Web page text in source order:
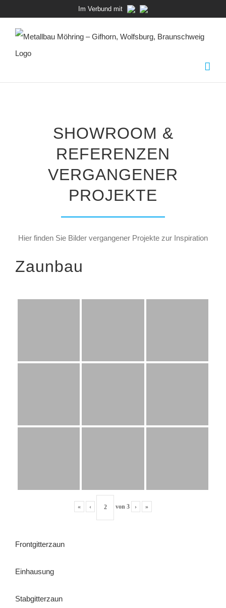
springen
Im Verbund mit
SHOWROOM &
REFERENZEN
VERGANGENER
PROJEKTE
Hier finden Sie Bilder vergangener Projekte zur Inspiration
Zaunbau
« ‹ von 3 › »
Frontgitterzaun
Einhausung
Stabgitterzaun